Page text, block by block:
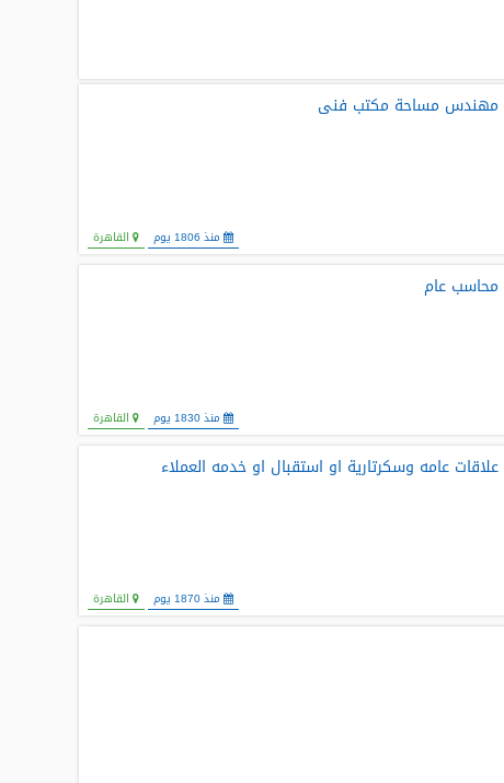
مهندس مساحة مكتب فنى
منذ 1806 يوم القاهرة
محاسب عام
منذ 1830 يوم القاهرة
علاقات عامه وسكرتارية او استقبال او خدمه العملاء
منذ 1870 يوم القاهرة